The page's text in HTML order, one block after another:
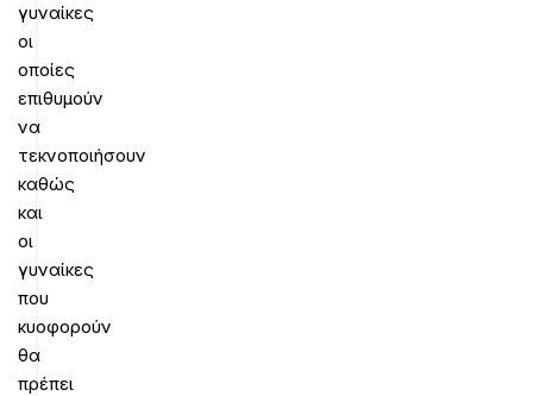
γυναίκες
οι
οποίες
επιθυμούν
να
τεκνοποιήσουν
καθώς
και
οι
γυναίκες
που
κυοφορούν
θα
πρέπει